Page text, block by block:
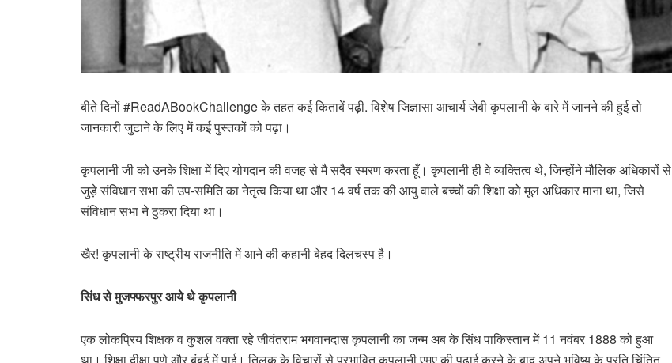
बीते दिनों #ReadABookChallenge के तहत कई किताबें पढ़ी. विशेष जिज्ञासा आचार्य जेबी कृपलानी के बारे में जानने की हुई तो
जानकारी जुटाने के लिए में कई पुस्तकों को पढ़ा।
कृपलानी जी को उनके शिक्षा में दिए योगदान की वजह से मै सदैव स्मरण करता हूँ। कृपलानी ही वे व्यक्तित्व थे, जिन्होंने मौलिक अधिकारों से
जुड़े संविधान सभा की उप-समिति का नेतृत्व किया था और 14 वर्ष तक की आयु वाले बच्चों की शिक्षा को मूल अधिकार माना था, जिसे
संविधान सभा ने ठुकरा दिया था।
खैर! कृपलानी के राष्ट्रीय राजनीति में आने की कहानी बेहद दिलचस्प है।
सिंध से मुजफ्फरपुर आये थे कृपलानी
एक लोकप्रिय शिक्षक व कुशल वक्ता रहे जीवंतराम भगवानदास कृपलानी का जन्म अब के सिंध पाकिस्तान में 11 नवंबर 1888 को हुआ